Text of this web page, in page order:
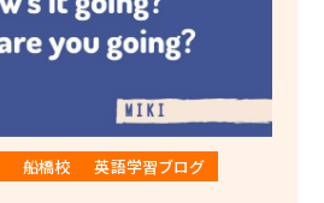
船橋校 英語学習ブログ